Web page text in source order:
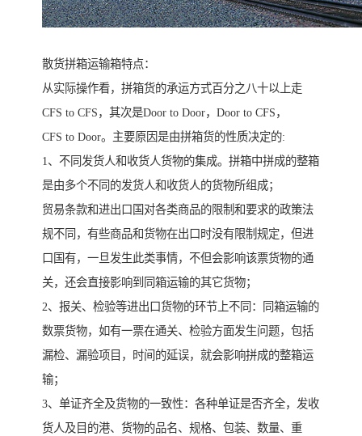
散货拼箱运输箱特点：
从实际操作看，拼箱货的承运方式百分之八十以上走
CFS to CFS，其次是Door to Door，Door to CFS，
CFS to Door。主要原因是由拼箱货的性质决定的:
1、不同发货人和收货人货物的集成。拼箱中拼成的整箱
是由多个不同的发货人和收货人的货物所组成；
贸易条款和进出口国对各类商品的限制和要求的政策法
规不同，有些商品和货物在出口时没有限制规定，但进
口国有，一旦发生此类事情，不但会影响该票货物的通
关，还会直接影响到同箱运输的其它货物；
2、报关、检验等进出口货物的环节上不同：同箱运输的
数票货物，如有一票在通关、检验方面发生问题，包括
漏检、漏验项目，时间的延误，就会影响拼成的整箱运
输；
3、单证齐全及货物的一致性：各种单证是否齐全，发收
货人及目的港、货物的品名、规格、包装、数量、重